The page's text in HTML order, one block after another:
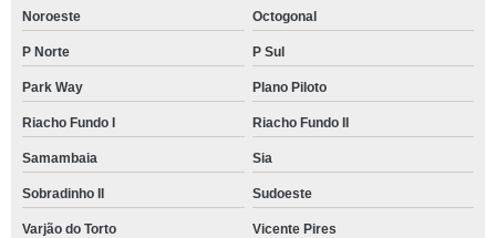
Noroeste Octogonal
P Norte P Sul
Park Way Plano Piloto
Riacho Fundo I Riacho Fundo II
Samambaia Sia
Sobradinho II Sudoeste
Varjão do Torto Vicente Pires